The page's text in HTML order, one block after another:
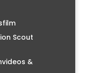
Scout
&